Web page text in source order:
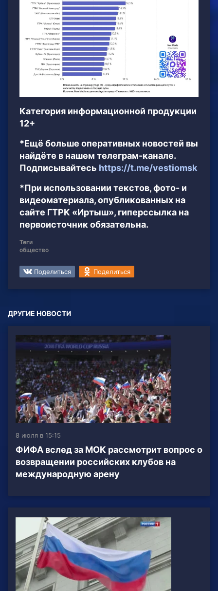
Категория информационной продукции
12+
*Ещё больше оперативных новостей вы
найдёте в нашем телеграм-канале.
Подписывайтесь https://t.me/vestiomsk
*При использовании текстов, фото- и
видеоматериала, опубликованных на
сайте ГТРК «Иртыш», гиперссылка на
первоисточник обязательна.
Теги
общество
Поделиться Поделиться
ДРУГИЕ НОВОСТИ
8 июля в 15:15
ФИФА вслед за МОК рассмотрит вопрос о
возвращении российских клубов на
международную арену